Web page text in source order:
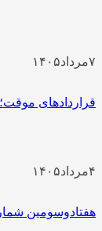
۷مرداد۱۴۰۵
قراردادهای
۴مرداد۱۴۰۵
هفتادوسومین